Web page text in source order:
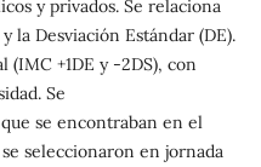
y privados. Se relaciona
la Desviación Estándar (DE).
+1DE y -2DS), con
Se
se encontraban en el
seleccionaron en jornada